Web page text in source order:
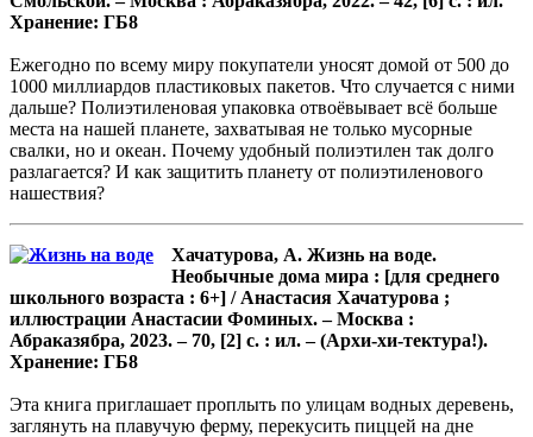
Хранение: ГБ8
Ежегодно по всему миру покупатели уносят домой от 500 до
1000 миллиардов пластиковых пакетов. Что случается с ними
дальше? Полиэтиленовая упаковка отвоёвывает всё больше
места на нашей планете, захватывая не только мусорные
свалки, но и океан. Почему удобный полиэтилен так долго
разлагается? И как защитить планету от полиэтиленового
нашествия?
Хачатурова, А. Жизнь на воде.
Необычные дома мира : [для среднего
школьного возраста : 6+] / Анастасия Хачатурова ;
иллюстрации Анастасии Фоминых. – Москва :
Абраказябра, 2023. – 70, [2] с. : ил. – (Архи-хи-тектура!).
Хранение: ГБ8
Эта книга приглашает проплыть по улицам водных деревень,
заглянуть на плавучую ферму, перекусить пиццей на дне